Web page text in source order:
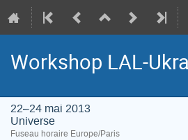
Workshop LAL-
22–24 mai 2013
Universe
Fuseau horaire Europe/Paris